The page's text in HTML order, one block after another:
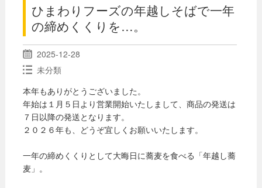
ひまわりフーズの年越しそばで一年
の締めくくりを…。
2025-12-28
未分類
本年もありがとうございました。
年始は１月５日より営業開始いたしまして、商品の発送は
７日以降の発送となります。
２０２６年も、どうぞ宜しくお願いいたします。
一年の締めくくりとして大晦日に蕎麦を食べる「年越し蕎
麦」。